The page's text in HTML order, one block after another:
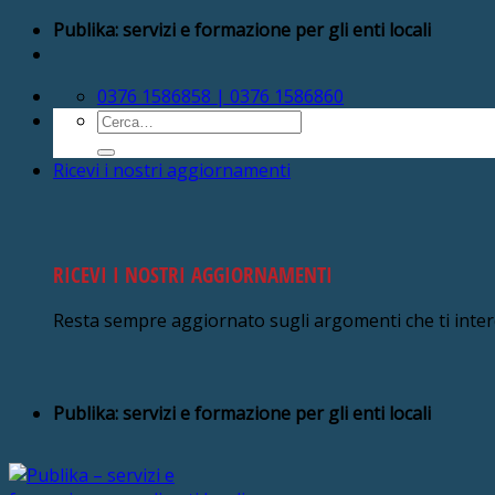
Salta Publika: servizi e formazione per gli enti locali
0376 1586858 | 0376 1586860
Cerca:
Ricevi i nostri aggiornamenti
RICEVI I NOSTRI AGGIORNAMENTI
Resta sempre aggiornato sugli argomenti che ti
Publika: servizi e formazione per gli enti locali